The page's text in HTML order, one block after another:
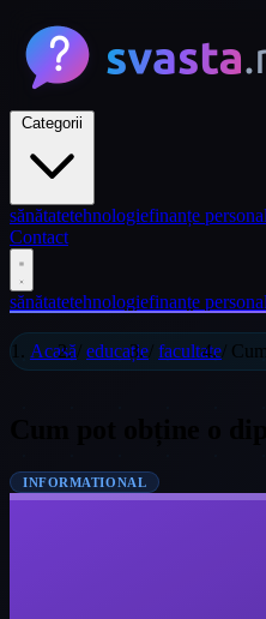
sănătatetehnologiefinanțe
Contact
sănătatetehnologiefinanțe
Acasă/ educație/ facultate/
INFORMATIONAL